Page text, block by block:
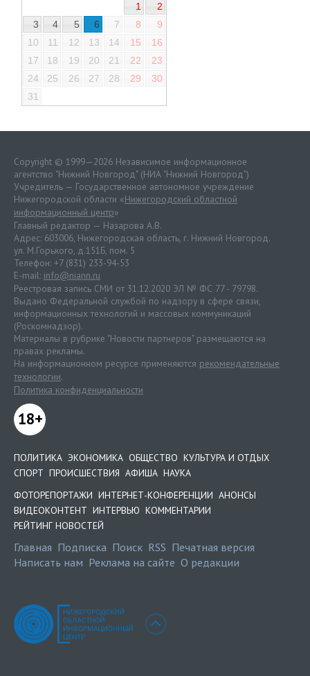
1
2
3
4 5 6 7 8
9
10
11 12 13 14 15
16
17
18 19 20 21 22
23
24
25 26 27 28 29
30
31
Copyright © 1999—2026 Независимое информационное
агентство "Нижний Новгород" (НИА "Нижний Новгород")
Учредитель — Государственное автономное учреждение
Нижегородской области «Нижегородский областной
информационный центр»
Главный редактор — Назарова А.В.
Адрес: 603006, Нижегородская область, г. Нижний Новгород.
ул. М.Горького, д.151Б, пом. 5
Телефон: +7 (831) 233-94-53
E-mail: info@niann.ru
Реестровая запись СМИ от 31.12.2020 ЭЛ № ФС 77 - 79798.
Выдано Федеральной службой по надзору в сфере связи,
информационных технологий и массовых коммуникаций
(Роскомнадзор).
Материалы в рубрике "Новости партнеров" размещаются на
правах рекламы.
На информационном ресурсе применяются рекомендательные
технологии.
Политика конфиденциальности
18+
ПОЛИТИКА ЭКОНОМИКА ОБЩЕСТВО КУЛЬТУРА И ОТДЫХ
СПОРТ ПРОИСШЕСТВИЯ АФИША НАУКА
ФОТОРЕПОРТАЖИ ИНТЕРНЕТ-КОНФЕРЕНЦИИ АНОНСЫ
ВИДЕОКОНТЕНТ ИНТЕРВЬЮ КОММЕНТАРИИ
РЕЙТИНГ НОВОСТЕЙ
Главная Подписка Поиск RSS Печатная версия
Написать нам Реклама на сайте О редакции